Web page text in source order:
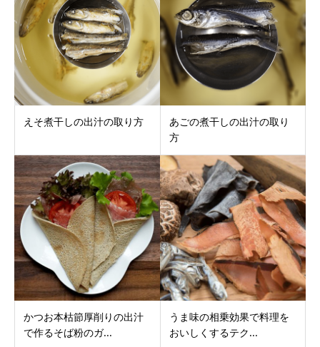
えそ煮干しの出汁の取り方
あごの煮干しの出汁の取り
方
かつお本枯節厚削りの出汁
で作るそば粉のガ...
うま味の相乗効果で料理を
おいしくするテク...